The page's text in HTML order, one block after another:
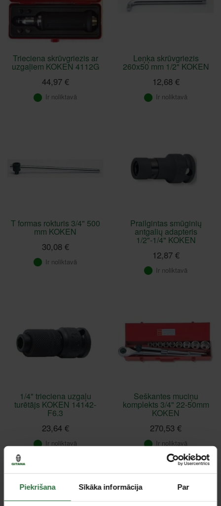
Piekrišana Sīkāka informācija Par
Trieciena skrūvgriezis ar
uzgaļiem KOKEN 4112G
44,97 €
Ir noliktavā
Leņķa skrūvgriezis
260x50 mm 1/2" KOKEN
12,68 €
Ir noliktavā
T formas rokturis 3/4" 500
mm KOKEN
30,08 €
Ir noliktavā
Prailgintas smūginių
antgalių adapteris
1/2"-1/4" KOKEN
12,87 €
Ir noliktavā
1/4" trieciena uzgaļu
turētājs KOKEN 14142-
F6.3
23,64 €
Ir noliktavā
Seškantes muciņu
komplekts 3/4" 22-50mm
KOKEN
270,53 €
Ir noliktavā